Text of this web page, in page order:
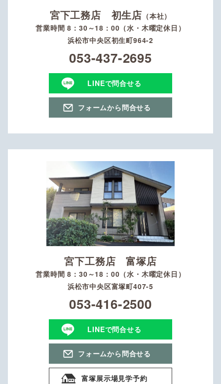
宮下工務店 初生店 （本社）
営業時間 8：30～18：00（水・木曜定休日）
浜松市中央区初生町964-2
053-437-2695
LINEで問合せる
フォームから問合せる
宮下工務店 富塚店
営業時間 8：30～18：00（水・木曜定休日）
浜松市中央区富塚町407-5
053-416-2500
LINEで問合せる
フォームから問合せる
富塚展示場見学予約